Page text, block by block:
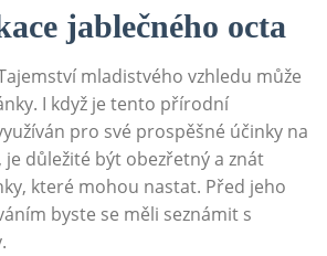
jablečného octa
mladistvého vzhledu může
I když je tento přírodní
pro své prospěšné účinky na
důležité být obezřetný a znát
které mohou nastat. Před jeho
byste se měli seznámit s